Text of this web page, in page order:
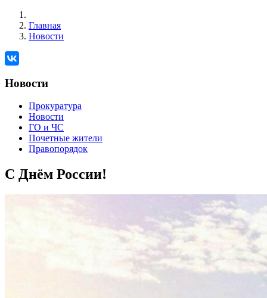
Главная
Новости
Новости
Прокуратура
Новости
ГО и ЧС
Почетные жители
Правопорядок
С Днём России!